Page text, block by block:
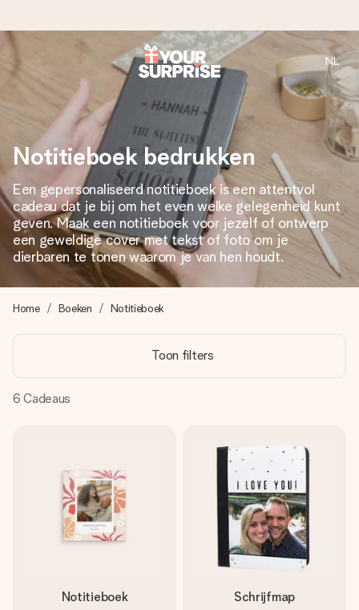
Voor 16:00 besteld, vandaag verzonden
We maken jouw cadeau met zorg en zorgen dat het
razendsnel onderweg is - zodat jij kunt geven op precies
het juiste moment, wanneer het het meeste betekent.
4,8 (gebaseerd op +8.000 reviews)
Onze cadeaus worden gewaardeerd. Klanten beoordelen
ons met een 4,7 op Google Reviews
Je maakt in een paar stappen iets unieks – met haar naam,
jullie foto of een boodschap die raakt. Zonder gedoe, maar
met alle aandacht voor het moment.
NL
Notitieboek bedrukken
Een gepersonaliseerd notitieboek is een attentvol
cadeau dat je bij om het even welke gelegenheid kunt
geven. Maak een notitieboek voor jezelf of ontwerp
een geweldige cover met tekst of foto om je
dierbaren te tonen waarom je van hen houdt.
Home Boeken Notitieboek
Toon filters
6 Cadeaus
Notitieboek Schrijfmap